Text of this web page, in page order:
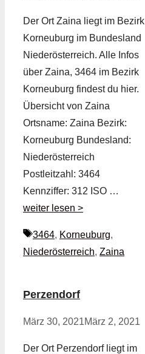
Der Ort Zaina liegt im Bezirk
Korneuburg im Bundesland
Niederösterreich. Alle Infos
über Zaina, 3464 im Bezirk
Korneuburg findest du hier.
Übersicht von Zaina
Ortsname: Zaina Bezirk:
Korneuburg Bundesland:
Niederösterreich
Postleitzahl: 3464
Kennziffer: 312 ISO …
weiter lesen >
Schlagwörter
3464, Korneuburg,
Niederösterreich, Zaina
Perzendorf
März 30, 2021März 2, 2021
Der Ort Perzendorf liegt im